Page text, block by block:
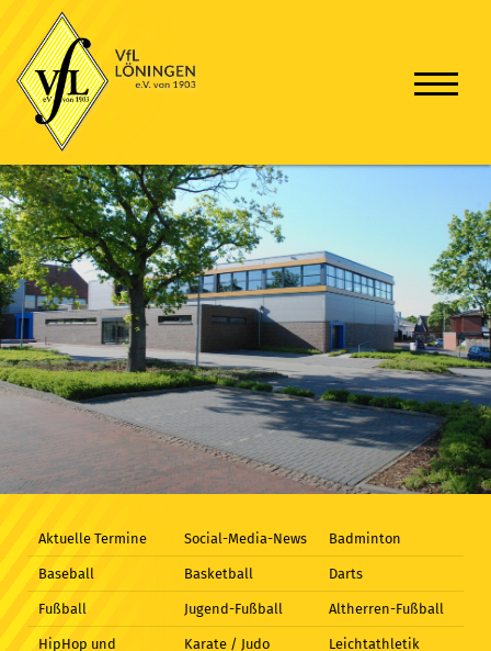
Aktuelle Termine Social-Media-News Badminton
Baseball Basketball Darts
Fußball Jugend-Fußball Altherren-Fußball
HipHop und
Karate / Judo Leichtathletik